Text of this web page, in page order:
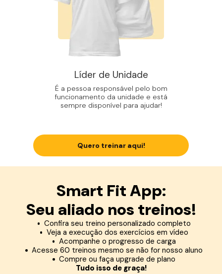
Líder de Unidade
É a pessoa responsável pelo bom
funcionamento da unidade e está
sempre disponível para ajudar!
Quero treinar aqui!
Smart Fit App:
Seu aliado nos treinos!
Confira seu treino personalizado completo
Veja a execução dos exercícios em vídeo
Acompanhe o progresso de carga
Acesse 60 treinos mesmo se não for nosso aluno
Compre ou faça upgrade de plano
Tudo isso de graça!